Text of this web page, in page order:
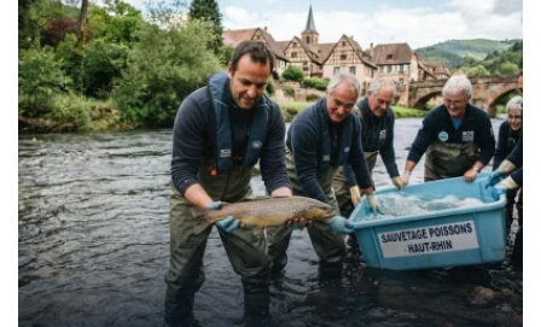
גרוסמן בשיחה מיוחדת תשובות"